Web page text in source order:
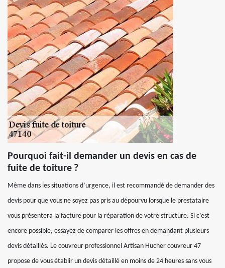
Pourquoi fait-il demander un devis en cas de
fuite de toiture ?
Même dans les situations d’urgence, il est recommandé de demander des
devis pour que vous ne soyez pas pris au dépourvu lorsque le prestataire
vous présentera la facture pour la réparation de votre structure. Si c’est
encore possible, essayez de comparer les offres en demandant plusieurs
devis détaillés. Le couvreur professionnel Artisan Hucher couvreur 47
propose de vous établir un devis détaillé en moins de 24 heures sans vous